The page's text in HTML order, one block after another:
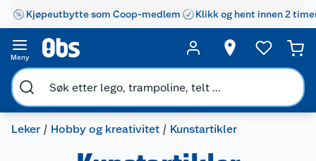
Kjøpeutbytte som Coop-medlem Klikk og hent innen 2
Meny
Leker Hobby og kreativitet Kunstartikler